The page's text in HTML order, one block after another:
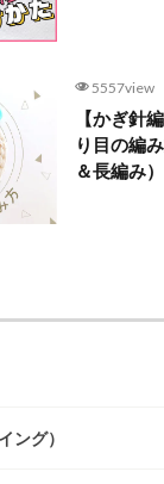
5557view
【かぎ針
り目の編
＆長編み）
ング）